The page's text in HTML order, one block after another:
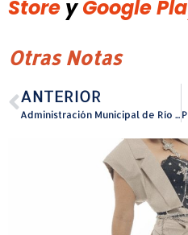
Store y Google
Otras Notas
ANTERIOR
Administración Municipal de Río Grande y ACUDEN realizarán Taller de Neurodesarrollo